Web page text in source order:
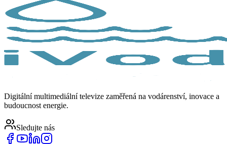
Digitální multimediální televize zaměřená na vodárenství, inovace a
budoucnost energie.
Sledujte nás